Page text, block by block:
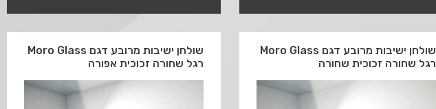
שולחן ישיבות מרובע דגם Moro Glass
רגל שחורה זכוכית שחורה
שולחן ישיבות מרובע דגם Moro Glass
רגל שחורה זכוכית אפורה